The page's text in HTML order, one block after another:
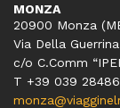
MONZA
20900 Monza
Via Della
c/o C.Comm
T +39 039